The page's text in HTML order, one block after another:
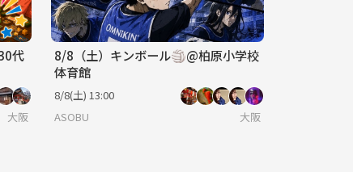
代
大阪
8/8（土）キンボール🏐@柏原小学校
体育館
8/8(土) 13:00
ASOBU
大阪